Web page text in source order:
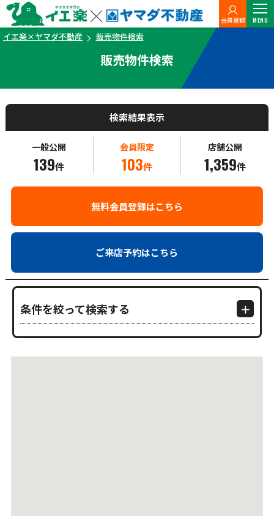
会員登録 MENU
イエ楽×ヤマダ不動産 販売物件検索
販売物件検索
検索結果表示
一般公開
139件
会員限定
103件
店舗公開
1,359件
無料会員登録はこちら
ご来店予約はこちら
条件を絞って検索する